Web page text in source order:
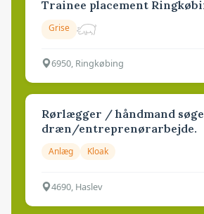
Trainee placement
Grise
6950, Ringkøbing
Rørlægger / håndmand
dræn/entreprenørarbejde.
Anlæg Kloak
4690, Haslev